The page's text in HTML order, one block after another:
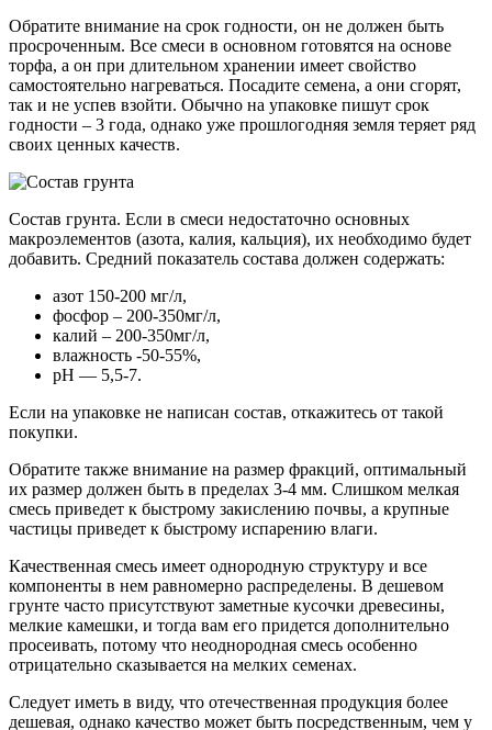
Обратите внимание на срок годности, он не должен быть
просроченным. Все смеси в основном готовятся на основе
торфа, а он при длительном хранении имеет свойство
самостоятельно нагреваться. Посадите семена, а они сгорят,
так и не успев взойти. Обычно на упаковке пишут срок
годности – 3 года, однако уже прошлогодняя земля теряет ряд
своих ценных качеств.
Состав грунта. Если в смеси недостаточно основных
макроэлементов (азота, калия, кальция), их необходимо будет
добавить. Средний показатель состава должен содержать:
азот 150-200 мг/л,
фосфор – 200-350мг/л,
калий – 200-350мг/л,
влажность -50-55%,
рН — 5,5-7.
Если на упаковке не написан состав, откажитесь от такой
покупки.
Обратите также внимание на размер фракций, оптимальный
их размер должен быть в пределах 3-4 мм. Слишком мелкая
смесь приведет к быстрому закислению почвы, а крупные
частицы приведет к быстрому испарению влаги.
Качественная смесь имеет однородную структуру и все
компоненты в нем равномерно распределены. В дешевом
грунте часто присутствуют заметные кусочки древесины,
мелкие камешки, и тогда вам его придется дополнительно
просеивать, потому что неоднородная смесь особенно
отрицательно сказывается на мелких семенах.
Следует иметь в виду, что отечественная продукция более
дешевая, однако качество может быть посредственным, чем у